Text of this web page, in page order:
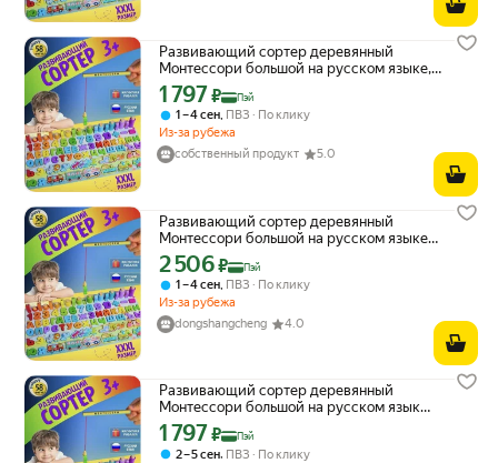
Развивающий сортер деревянный
Монтессори большой на русском языке,
Магнитная рыбалка для ребенка
Цена с картой Яндекс Пэй 1797 ₽ вместо
1 797₽ Пэй
1 – 4 сен, ПВЗ
По клику
Из-за рубежа
собственный продукт
5.0
Развивающий сортер деревянный
Монтессори большой на русском языке,
Магнитная рыбалка для ребенка
Цена с картой Яндекс Пэй 2506 ₽ вместо
2 506₽ Пэй
1 – 4 сен ПВЗ
По клику
Из-за рубежа
dongshangcheng
4.0
Развивающий сортер деревянный
Монтессори большой на русском языке,
Магнитная рыбалка для ребенка
Цена с картой Яндекс Пэй 1797 ₽ вместо
1 797₽ Пэй
2 – 5 сен, ПВЗ
По клику